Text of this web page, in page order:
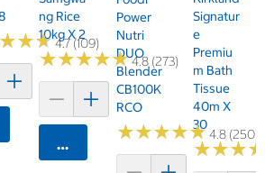
★★★
★★★4.7 (109)
에 담기
Ng Rice
10kg X 2
★★★★★
★★★★★4.8 (273)
카트에 담기
Power
Nutri
DUO
Blender
CB100K
RCO
★★★★★
★★★★★4.8 (250)
Signatur
E
Premiu
M Bath
Tissue
40m X
30
★★★
★★★